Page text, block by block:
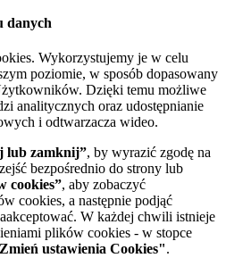
danych
Wykorzystujemy je w celu
poziomie, w sposób dopasowany
Dzięki temu możliwe
analitycznych oraz udostępnianie
i odtwarzacza wideo.
lub zamknij”, by wyrazić zgodę na
bezpośrednio do strony lub
cookies”, aby zobaczyć
cookies, a następnie podjąć
W każdej chwili istnieje
plików cookies - w stopce
ustawienia Cookies".